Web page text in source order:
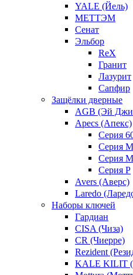
YALE (Йель)
МЕТТЭМ
Сенат
Эльбор
ReX
Гранит
Лазурит
Сапфир
Защёлки дверные
AGB (Эй
Apecs (Апекс)
Серия
Серия M
Серия
Серия P
Avers (Аверс)
Laredo
Наборы ключей
Гардиан
CISA (Чиза)
CR (Чиерре)
Rezident
KALE KILIT